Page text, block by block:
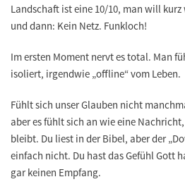
Landschaft ist eine 10/10, man will kurz
und dann: Kein Netz. Funkloch!
Im ersten Moment nervt es total. Man
isoliert, irgendwie „offline“ vom Leben.
Fühlt sich unser Glauben nicht
aber es fühlt sich an wie eine
bleibt. Du liest in der Bibel, aber der
einfach nicht. Du hast das Gefühl Gott
gar keinen Empfang.